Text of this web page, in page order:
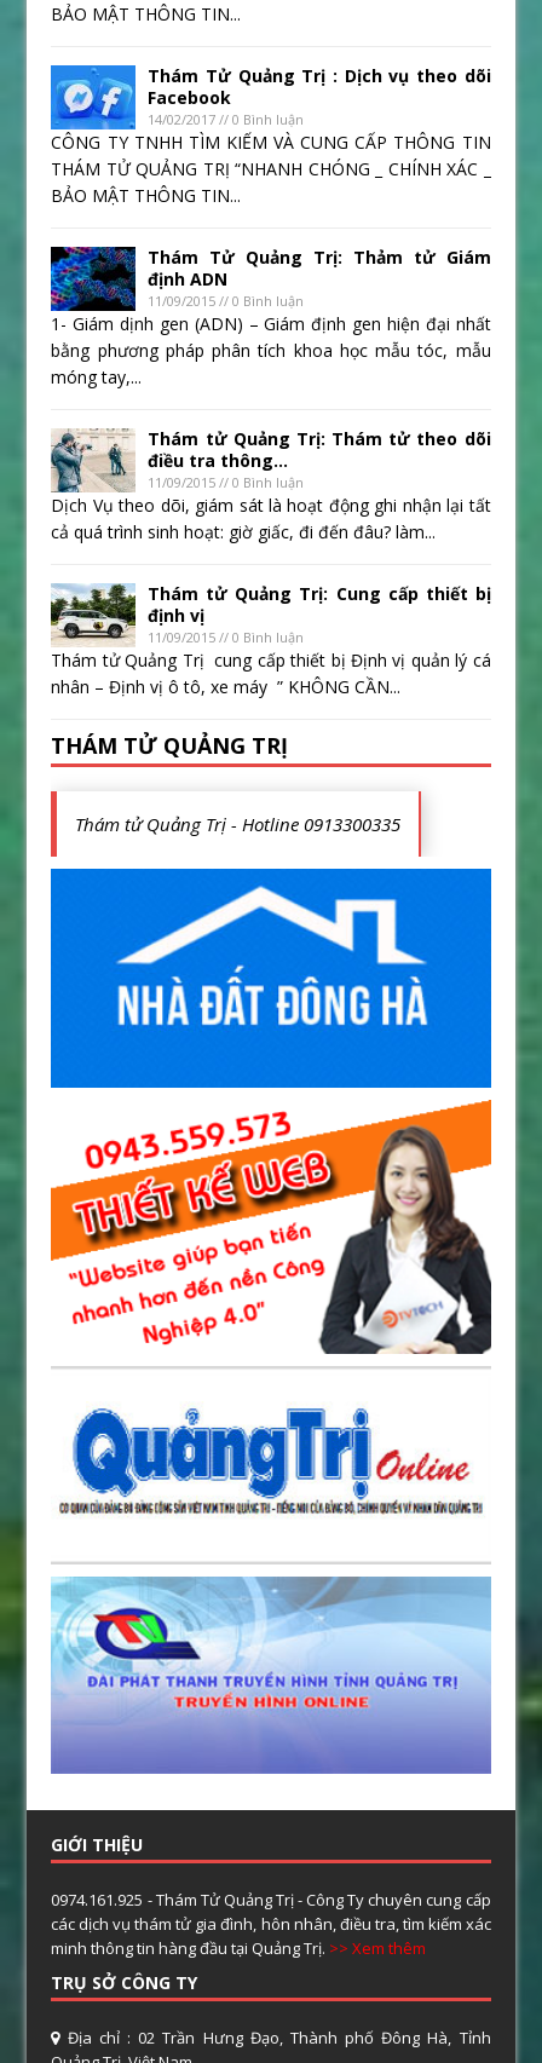
BẢO MẬT THÔNG TIN...
Thám Tử Quảng Trị : Dịch vụ theo dõi
Facebook
14/02/2017 // 0 Bình luận
CÔNG TY TNHH TÌM KIẾM VÀ CUNG CẤP THÔNG TIN
THÁM TỬ QUẢNG TRỊ “NHANH CHÓNG _ CHÍNH XÁC _
BẢO MẬT THÔNG TIN...
Thám Tử Quảng Trị: Thảm tử Giám
định ADN
11/09/2015 // 0 Bình luận
1- Giám dịnh gen (ADN) – Giám định gen hiện đại nhất
bằng phương pháp phân tích khoa học mẫu tóc, mẫu
móng tay,...
Thám tử Quảng Trị: Thám tử theo dõi
điều tra thông...
11/09/2015 // 0 Bình luận
Dịch Vụ theo dõi, giám sát là hoạt động ghi nhận lại tất
cả quá trình sinh hoạt: giờ giấc, đi đến đâu? làm...
Thám tử Quảng Trị: Cung cấp thiết bị
định vị
11/09/2015 // 0 Bình luận
Thám tử Quảng Trị cung cấp thiết bị Định vị quản lý cá
nhân – Định vị ô tô, xe máy ” KHÔNG CẦN...
THÁM TỬ QUẢNG TRỊ
Thám tử Quảng Trị - Hotline 0913300335
GIỚI THIỆU
0974.161.925 - Thám Tử Quảng Trị - Công Ty chuyên cung cấp
các dịch vụ thám tử gia đình, hôn nhân, điều tra, tìm kiếm xác
minh thông tin hàng đầu tại Quảng Trị. >> Xem thêm
TRỤ SỞ CÔNG TY
Địa chỉ : 02 Trần Hưng Đạo, Thành phố Đông Hà, Tỉnh